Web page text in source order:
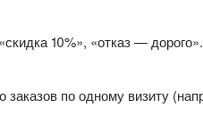
10%», «отказ — дорого».
по одному визиту